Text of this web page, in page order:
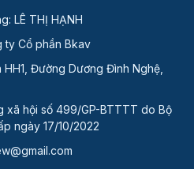
LÊ THỊ HẠNH
ty Cổ phần Bkav
Đường Dương Đình Nghệ,
xã hội số 499/GP-BTTTT do Bộ
ngày 17/10/2022